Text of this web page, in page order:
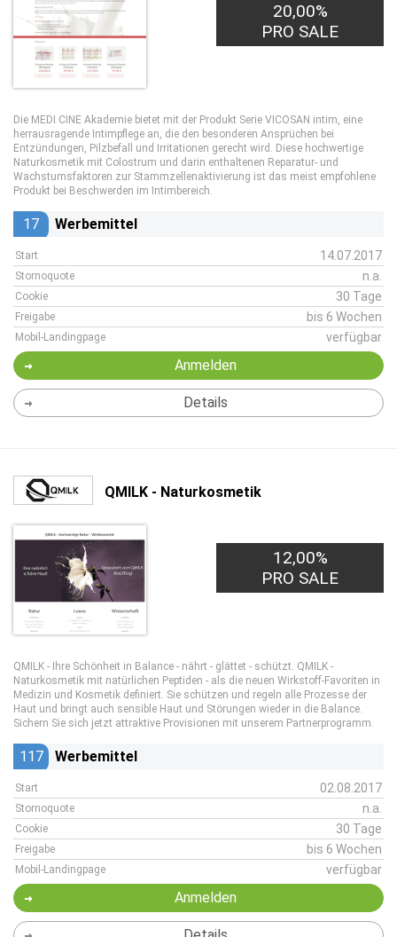
20,00%
PRO SALE
Die MEDI CINE Akademie bietet mit der Produkt Serie VICOSAN intim, eine
herrausragende Intimpflege an, die den besonderen Ansprüchen bei
Entzündungen, Pilzbefall und Irritationen gerecht wird. Diese hochwertige
Naturkosmetik mit Colostrum und darin enthaltenen Reparatur- und
Wachstumsfaktoren zur Stammzellenaktivierung ist das meist empfohlene
Produkt bei Beschwerden im Intimbereich.
17 Werbemittel
Start 14.07.2017
Stornoquote n.a.
Cookie 30 Tage
Freigabe bis 6 Wochen
Mobil-Landingpage verfügbar
Anmelden
Details
QMILK - Naturkosmetik
12,00%
PRO SALE
QMILK - Ihre Schönheit in Balance - nährt - glättet - schützt. QMILK -
Naturkosmetik mit natürlichen Peptiden - als die neuen Wirkstoff-Favoriten in
Medizin und Kosmetik definiert. Sie schützen und regeln alle Prozesse der
Haut und bringt auch sensible Haut und Störungen wieder in die Balance.
Sichern Sie sich jetzt attraktive Provisionen mit unserem Partnerprogramm.
117 Werbemittel
Start 02.08.2017
Stornoquote n.a.
Cookie 30 Tage
Freigabe bis 6 Wochen
Mobil-Landingpage verfügbar
Anmelden